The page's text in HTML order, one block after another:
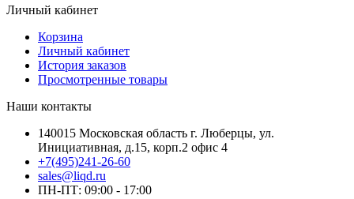
Личный кабинет
Корзина
Личный кабинет
История заказов
Просмотренные товары
Наши контакты
140015 Московская область г. Люберцы, ул.
Инициативная, д.15, корп.2 офис 4
+7(495)241-26-60
sales@liqd.ru
ПН-ПТ: 09:00 - 17:00